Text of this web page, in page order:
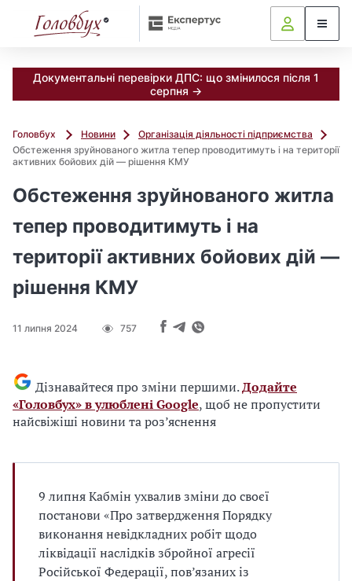
Документальні перевірки ДПС: що змінилося після 1
серпня →
Головбух Новини
Організація діяльності підприємства
Обстеження зруйнованого житла тепер проводитимуть і на території
активних бойових дій — рішення КМУ
Обстеження зруйнованого житла
тепер проводитимуть і на
території активних бойових дій —
рішення КМУ
11 липня 2024 757
Дізнавайтеся про зміни першими.Додайте
«Головбух» в улюблені Google, щоб не пропустити
найсвіжіші новини та роз’яснення
9 липня Кабмін ухвалив зміни до своєї
постанови «Про затвердження Порядку
виконання невідкладних робіт щодо
ліквідації наслідків збройної агресії
Російської Федерації, пов’язаних із